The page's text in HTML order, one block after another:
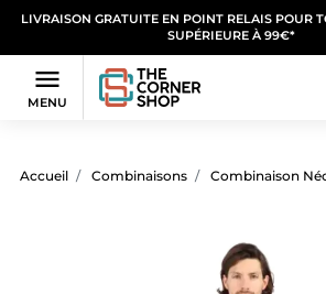
LIVRAISON GRATUITE EN POINT RELAIS POUR
SUPÉRIEURE À 99€*

MENU
Accueil Combinaisons Combinaison